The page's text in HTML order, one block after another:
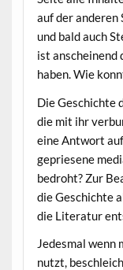
auf der anderen
und bald auch
ist anscheinend
haben. Wie
Die Geschichte
die mit ihr
eine Antwort
gepriesene
bedroht? Zur
die Geschichte
die Literatur
Jedesmal wenn
nutzt,